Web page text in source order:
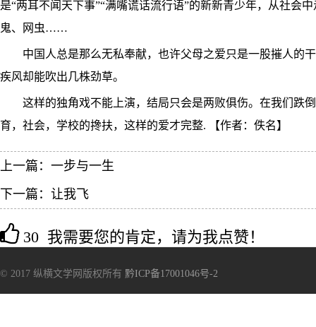
是“两耳不闻天下事”“满嘴谎话流行语”的新新青少年，从社会
鬼、网虫……
中国人总是那么无私奉献，也许父母之爱只是一股摧人的干
疾风却能吹出几株劲草。
这样的独角戏不能上演，结局只会是两败俱伤。在我们跌倒
育，社会，学校的搀扶，这样的爱才完整. 【作者：佚名】
上一篇： 一步与一生
下一篇： 让我飞
30 我需要您的肯定，请为我点赞！
© 2017 纵横文学网版权所有 黔ICP备17001046号-2